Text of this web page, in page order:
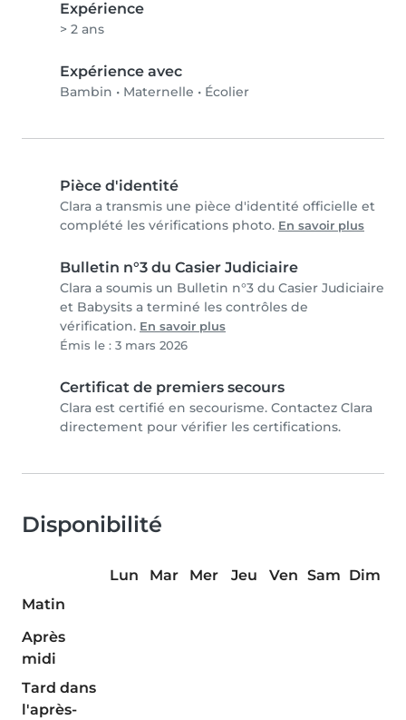
Expérience
> 2 ans
Expérience avec
Bambin • Maternelle • Écolier
Pièce d'identité
Clara a transmis une pièce d'identité officielle et
complété les vérifications photo. En savoir plus
Bulletin n°3 du Casier Judiciaire
Clara a soumis un Bulletin n°3 du Casier Judiciaire
et Babysits a terminé les contrôles de
vérification. En savoir plus
Émis le : 3 mars 2026
Certificat de premiers secours
Clara est certifié en secourisme. Contactez Clara
directement pour vérifier les certifications.
Disponibilité
Lun Mar Mer Jeu Ven Sam Dim
Matin
Après
midi
Tard dans
l'après-